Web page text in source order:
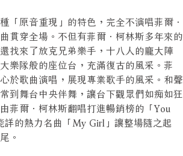
「原音重現」的特色，完全不演唱菲爾．
貫穿全場。不但有菲爾．柯林斯多年來的
找來了放克兄弟樂手，十八人的龐大陣
樂隊般的座位台，充滿復古的風采。菲
於歌曲演唱，展現專業歌手的風采。和聲
到舞台中央伴舞，讓台下觀眾們如痴如狂
菲爾．柯林斯翻唱打進暢銷榜的「You
的熱力名曲「My Girl」讓整場隨之起
。